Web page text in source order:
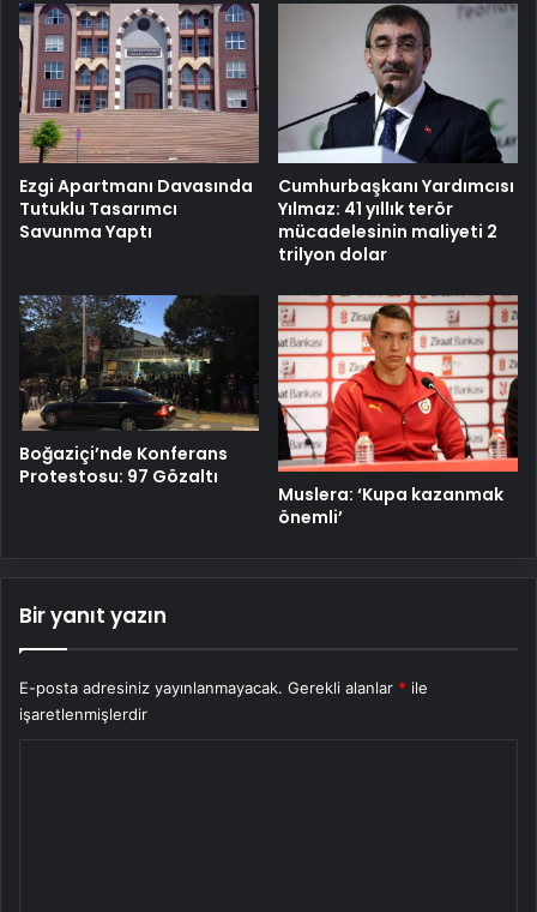
Ezgi Apartmanı Davasında
Tutuklu Tasarımcı
Savunma Yaptı
Cumhurbaşkanı Yardımcısı
Yılmaz: 41 yıllık terör
mücadelesinin maliyeti 2
trilyon dolar
Boğaziçi’nde Konferans
Protestosu: 97 Gözaltı
Muslera: ‘Kupa kazanmak
önemli’
Bir yanıt yazın
E-posta adresiniz yayınlanmayacak. Gerekli alanlar * ile
işaretlenmişlerdir